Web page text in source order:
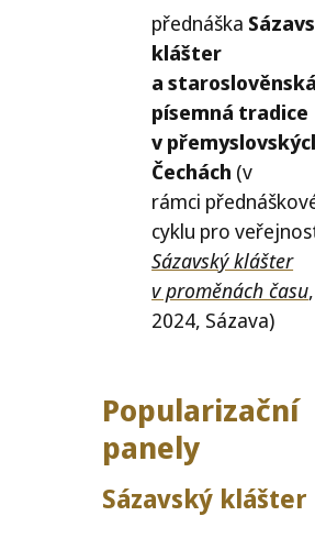
přednáška
klášter
a staroslověnská
písemná tradice
v
Čechách (v
rámci
cyklu pro
Sázavský klášter
v proměnách času
2024, Sázava)
Popularizační
panely
Sázavský klášter